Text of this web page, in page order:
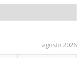
agosto 2026